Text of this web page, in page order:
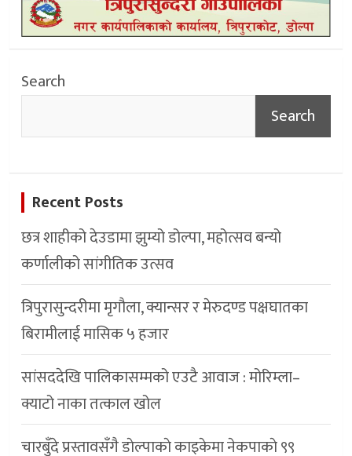
Search
Search
Recent Posts
छत्र शाहीको देउडामा झुम्यो डोल्पा, महोत्सव बन्यो
कर्णालीको सांगीतिक उत्सव
त्रिपुरासुन्दरीमा मृगौला, क्यान्सर र मेरुदण्ड पक्षघातका
बिरामीलाई मासिक ५ हजार
सांसददेखि पालिकासम्मको एउटै आवाज : मोरिम्ला–
क्याटो नाका तत्काल खोल
चारबुँदे प्रस्तावसँगै डाेल्पाकाे काइकेमा नेकपाकाे ९९